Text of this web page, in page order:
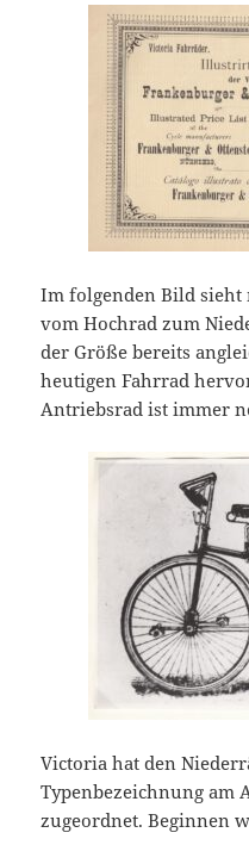
Im folgenden Bild sieht
vom Hochrad zum
der Größe bereits
heutigen Fahrrad
Antriebsrad ist immer
Victoria hat den
Typenbezeichnung am
zugeordnet. Beginnen